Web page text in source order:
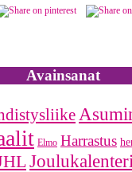
Avainsanat
Elmo Harrastus